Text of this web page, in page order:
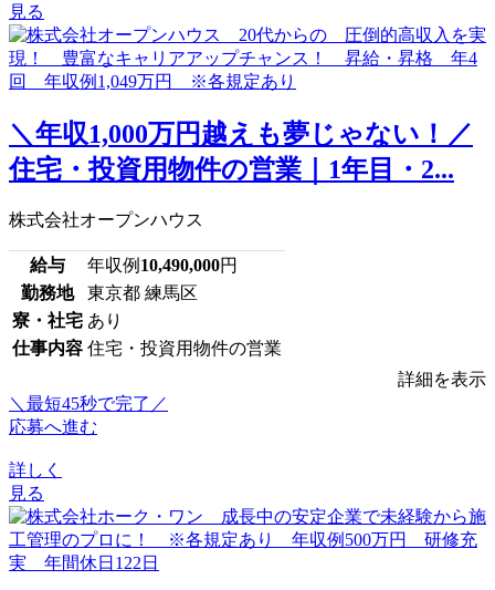
見る
＼年収1,000万円越えも夢じゃない！／
住宅・投資用物件の営業｜1年目・2...
株式会社オープンハウス
給与 年収例 10,490,000円
勤務地
東京都 練馬区
寮・社宅 あり
仕事内容 住宅・投資用物件の営業
詳細を表示
＼最短45秒で完了／
応募へ進む
詳しく
見る